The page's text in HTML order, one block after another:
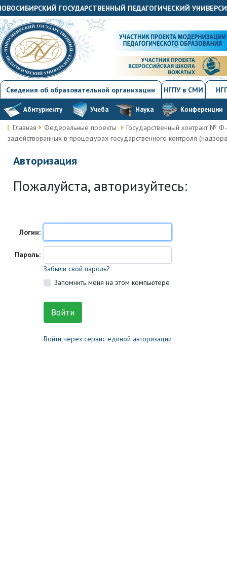
ГОСУДАРСТВЕННЫЙ ПЕДАГОГИЧЕСКИЙ
Сведения об образовательной организации НГПУ в СМИ
Абитуриенту Учеба Наука Конференции
Главная Федеральные проекты
Государственный контракт №
задействованных в процедурах государственного контроля
Авторизация
Пожалуйста, авторизуйтесь:
Логин:
Пароль:
Забыли свой пароль?
Запомнить меня на этом компьютере
Войти через сервис единой авторизации